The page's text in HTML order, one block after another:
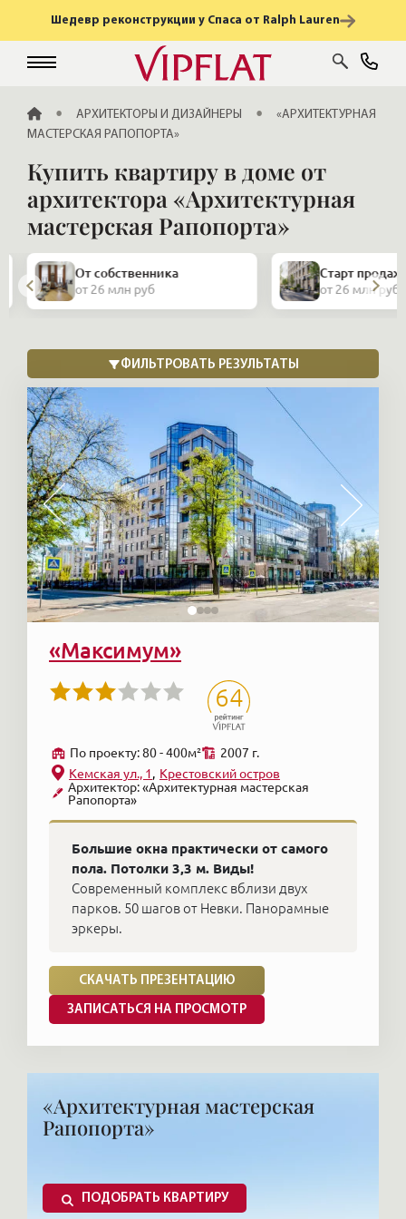
Шедевр реконструкции у Спаса от Ralph Lauren
ГЛАВНАЯАРХИТЕКТОРЫ И ДИЗАЙНЕРЫ
«АРХИТЕКТУРНАЯ
МАСТЕРСКАЯ РАПОПОРТА»
Купить квартиру в доме от
архитектора «Архитектурная
мастерская Рапопорта»
От собственника
от 26 млн руб
Старт продаж
от 26 млн руб
«Максимум»
64
По проекту: 80 - 400м² 2007 г.
Архитектор: «Архитектурная мастерская
Рапопорта»
Кемская ул., 1 Крестовский остров
Большие окна практически от самого
пола. Потолки 3,3 м. Виды!
Современный комплекс вблизи двух
парков. 50 шагов от Невки. Панорамные
эркеры.
СКАЧАТЬ ПРЕЗЕНТАЦИЮ
ЗАПИСАТЬСЯ НА ПРОСМОТР
«Архитектурная мастерская
Рапопорта»
ПОДОБРАТЬ КВАРТИРУ